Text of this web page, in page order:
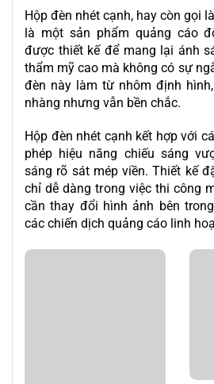
Hộp đèn nhét cạnh, hay còn gọi
là một sản phẩm quảng cáo
được thiết kế để mang lại ánh
thẩm mỹ cao mà không có sự
đèn này làm từ nhôm định
nhàng nhưng vẫn bền chắc.
Hộp đèn nhét cạnh kết hợp với
phép hiệu năng chiếu sáng
sáng rõ sát mép viền. Thiết kế
chỉ dễ dàng trong việc thi công
cần thay đổi hình ảnh bên
các chiến dịch quảng cáo linh